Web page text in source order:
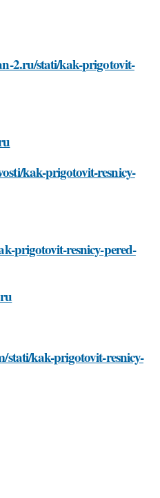
2.ru/stati/kak-prigotovit-
kak-prigotovit-resnicy-
prigotovit-resnicy-pered-
stati/kak-prigotovit-resnicy-